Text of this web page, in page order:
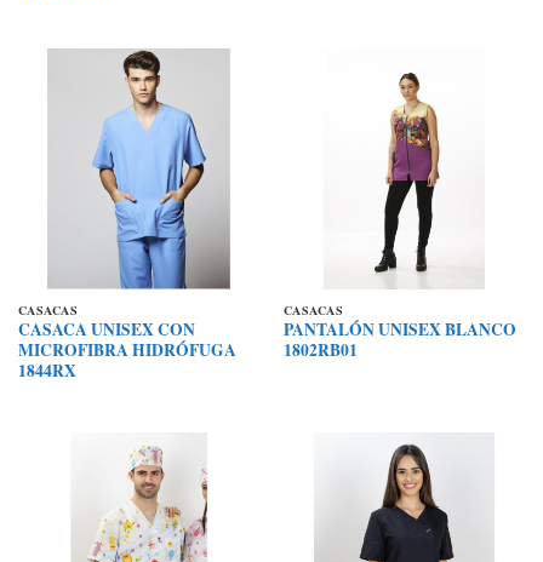
CASACAS
CASACA UNISEX CON
MICROFIBRA HIDRÓFUGA
1844RX
CASACAS
PANTALÓN UNISEX BLANCO
1802RB01